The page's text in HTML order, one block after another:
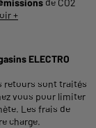
+
ELECTRO
retours sont traités
vous pour limiter
Les frais de
charge.